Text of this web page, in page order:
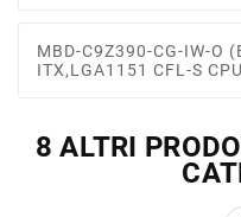
MBD-C9Z390-CG-IW-O
ITX,LGA1151 CFL-S
8 ALTRI